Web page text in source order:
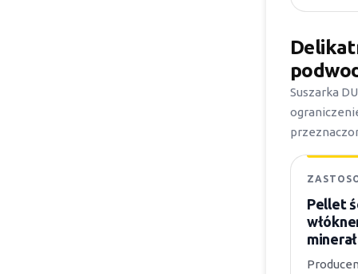
Suszarka
Pellet